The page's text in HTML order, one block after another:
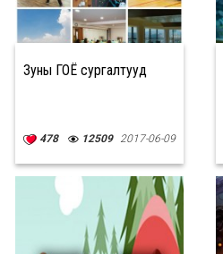
Зуны ГОЁ сургалтууд
478 12509 2017-06-09